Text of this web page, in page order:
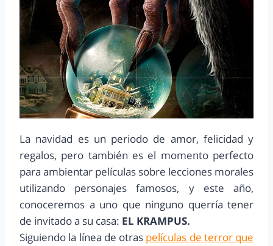
La navidad es un periodo de amor, felicidad y
regalos, pero también es el momento perfecto
para ambientar películas sobre lecciones morales
utilizando personajes famosos, y este año,
conoceremos a uno que ninguno querría tener
de invitado a su casa: EL KRAMPUS.
Siguiendo la línea de otras películas de terror que